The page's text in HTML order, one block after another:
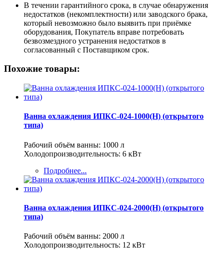
В течении гарантийного срока, в случае обнаружения
недостатков (некомплектности) или заводского брака,
который невозможно было выявить при приёмке
оборудования, Покупатель вправе потребовать
безвозмездного устранения недостатков в
согласованный с Поставщиком срок.
Похожие товары:
Ванна охлаждения ИПКС-024-1000(Н) (открытого
типа)
Рабочий объём ванны: 1000 л
Холодопроизводительность: 6 кВт
Подробнее...
Ванна охлаждения ИПКС-024-2000(Н) (открытого
типа)
Рабочий объём ванны: 2000 л
Холодопроизводительность: 12 кВт